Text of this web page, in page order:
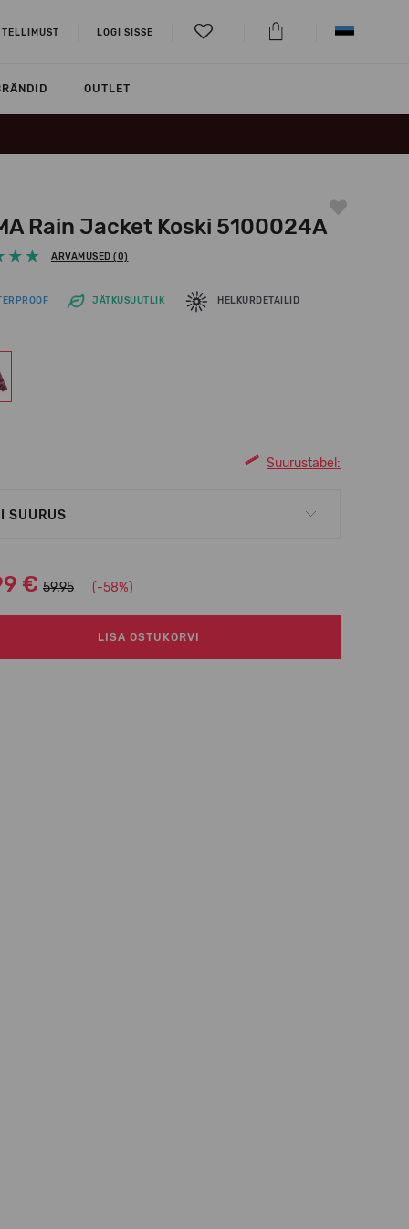
LOGI SISSE
OUTLET
Rain Jacket Koski 5100024A
ARVAMUSED (0)
JÄTKUSUUTLIK HELKURDETAILID
Suurustabel:
SUURUS
€ 59.95 (-58%)
LISA OSTUKORVI